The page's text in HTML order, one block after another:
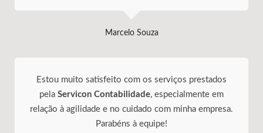
Marcelo Souza
Estou muito satisfeito com os serviços prestados
pela Servicon Contabilidade, especialmente em
relação à agilidade e no cuidado com minha empresa.
Parabéns à equipe!